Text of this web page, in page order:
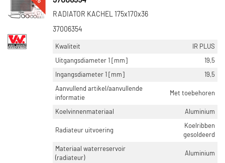
RADIATOR KACHEL 175x170x36
37006354
Kwaliteit
IR PLUS
Uitgangsdiameter 1 [mm]
19,5
Ingangsdiameter 1 [mm]
19,5
Aanvullend artikel/aanvullende
informatie
Met toebehoren
Koelvinnenmateriaal Aluminium
Radiateur uitvoering
Koelribben
gesoldeerd
Materiaal waterreservoir
(radiateur)
Aluminium